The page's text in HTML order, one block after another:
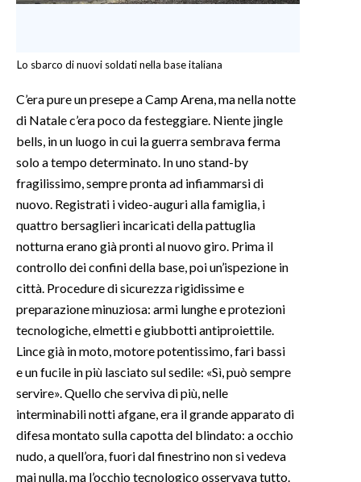
Lo sbarco di nuovi soldati nella base italiana
C’era pure un presepe a Camp Arena, ma nella notte
di Natale c’era poco da festeggiare. Niente jingle
bells, in un luogo in cui la guerra sembrava ferma
solo a tempo determinato. In uno stand-by
fragilissimo, sempre pronta ad infiammarsi di
nuovo. Registrati i video-auguri alla famiglia, i
quattro bersaglieri incaricati della pattuglia
notturna erano già pronti al nuovo giro. Prima il
controllo dei confini della base, poi un’ispezione in
città. Procedure di sicurezza rigidissime e
preparazione minuziosa: armi lunghe e protezioni
tecnologiche, elmetti e giubbotti antiproiettile.
Lince già in moto, motore potentissimo, fari bassi
e un fucile in più lasciato sul sedile: «Sì, può sempre
servire». Quello che serviva di più, nelle
interminabili notti afgane, era il grande apparato di
difesa montato sulla capotta del blindato: a occhio
nudo, a quell’ora, fuori dal finestrino non si vedeva
mai nulla, ma l’occhio tecnologico osservava tutto.